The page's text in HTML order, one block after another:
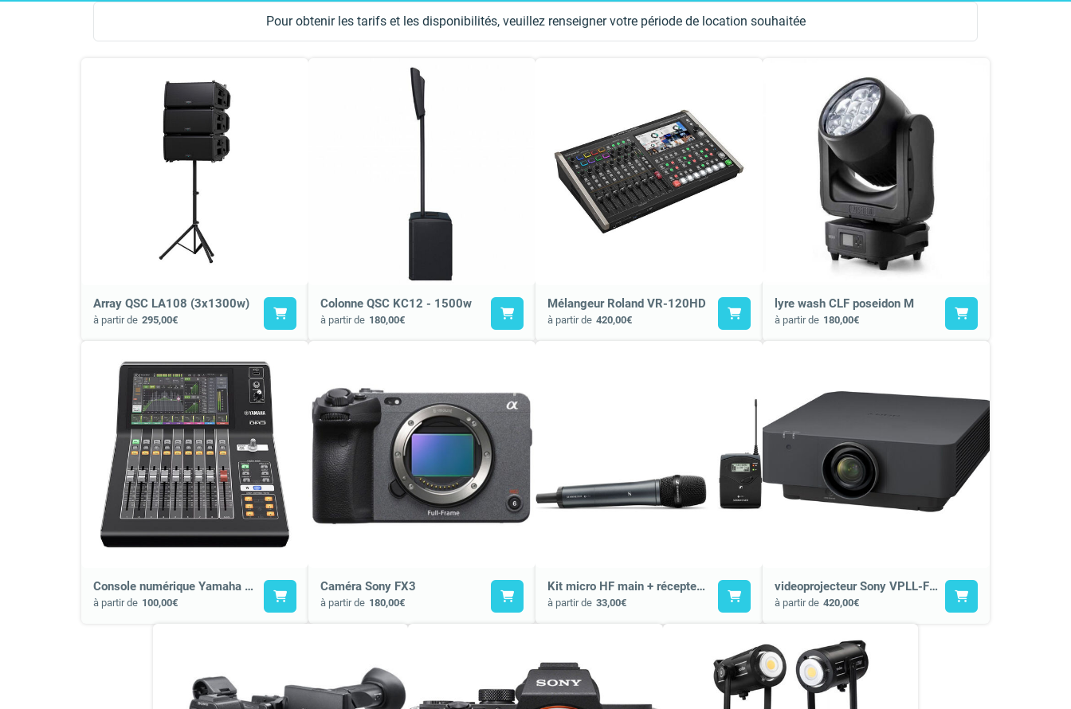
Pour obtenir les tarifs et les disponibilités, veuillez renseigner votre période de location souhaitée
Array QSC LA108 (3x1300w)
à partir de 295,00€
Colonne QSC KC12 - 1500w
à partir de 180,00€
Mélangeur Roland VR-120HD
à partir de 420,00€
lyre wash CLF poseidon M
à partir de 180,00€
Console numérique Yamaha dm3
à partir de 100,00€
Caméra Sony FX3
à partir de 180,00€
Kit micro HF main + récepteur pocket Sennheiser
à partir de 33,00€
videoprojecteur Sony VPLL-FHZ85 - 8500 lumen
à partir de 420,00€